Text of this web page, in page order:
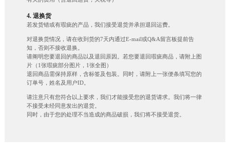
4. 退换货
若发货错或有瑕疵的产品，我们接受退货并承担退回运费。
对退换货情况，请在收到货的7天内通过E-mail或Q&A留言板提前告
知，否则不接收退换。
请阐明您要退回的商品以及退回原因。若您要退回瑕疵商品，请附上图
片（1张瑕疵部分图片，1张全图）
退回商品需保持原样，含标签及包装。同时，请附上一张便条填写您的
订单号，姓名及用户ID。
请注意只有您符合以上要求，我们才能接受您的退货请求。我们将一律
不接受未经同意发出的退货。
同时，由于您的处理不当造成的商品破损，我们将不接受退货。